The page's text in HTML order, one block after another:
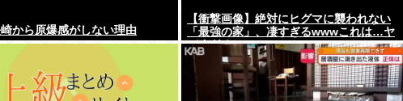
崎から原爆感がしない理由
【衝撃画像】絶対にヒグマに襲われない
「最強の家」、凄すぎるwwwこれは…ヤ
バすぎる…